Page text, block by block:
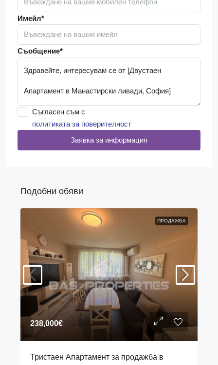
Имейл*
Съобщение*
Съгласен съм с
политиката за поверителност
Заявка за информация
Подобни обяви
ПРОДАЖБА
238,000€
Тристаен Апартамент за продажба в